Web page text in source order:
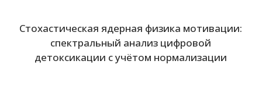
Стохастическая ядерная физика мотивации:
спектральный анализ цифровой
детоксикации с учётом нормализации